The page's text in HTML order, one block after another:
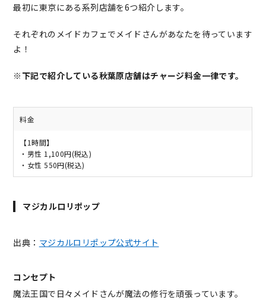
最初に東京にある系列店舗を6つ紹介します。
それぞれのメイドカフェでメイドさんがあなたを待っています
よ！
※下記で紹介している秋葉原店舗はチャージ料金一律です。
料金
【1時間】
・男性 1,100円(税込)
・女性 550円(税込)
マジカルロリポップ
出典： マジカルロリポップ公式サイト
コンセプト
魔法王国で日々メイドさんが魔法の修行を頑張っています。